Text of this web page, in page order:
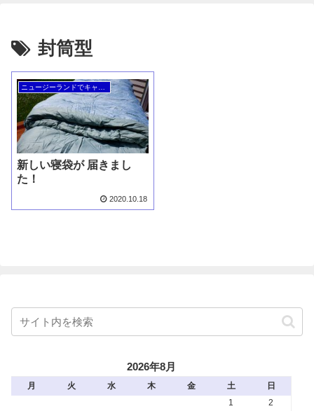
封筒型
新しい寝袋が 届きまし
た！
2020.10.18
2026年8月
月 火 水 木 金 土
日
1
2